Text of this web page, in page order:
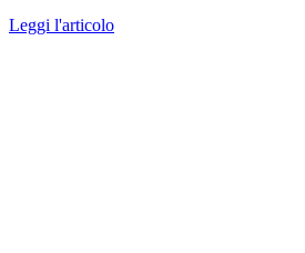
Leggi l'articolo